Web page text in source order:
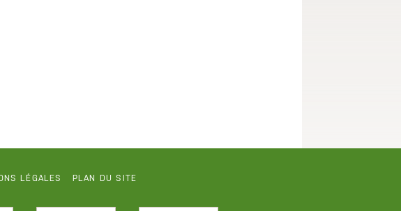
LÉGALES PLAN DU SITE